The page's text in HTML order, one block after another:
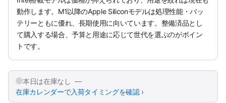
動作します。M1以降のApple Siliconモデルは処理性能・バッ
テリーともに優れ、長期使用に向いています。整備済品とし
て購入する場合、予算と用途に応じて世代を選ぶのがポイン
トです。
本日は在庫なし —
在庫カレンダーで入荷タイミングを確認 ›